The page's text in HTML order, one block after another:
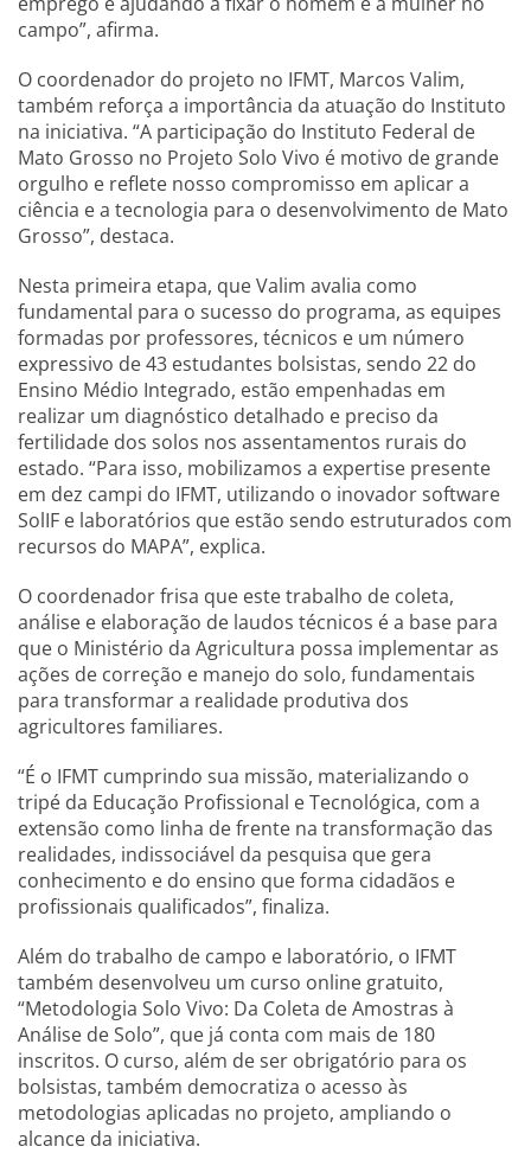
campo”, afirma.
O coordenador do projeto no IFMT, Marcos Valim,
também reforça a importância da atuação do Instituto
na iniciativa. “A participação do Instituto Federal de
Mato Grosso no Projeto Solo Vivo é motivo de grande
orgulho e reflete nosso compromisso em aplicar a
ciência e a tecnologia para o desenvolvimento de Mato
Grosso”, destaca.
Nesta primeira etapa, que Valim avalia como
fundamental para o sucesso do programa, as equipes
formadas por professores, técnicos e um número
expressivo de 43 estudantes bolsistas, sendo 22 do
Ensino Médio Integrado, estão empenhadas em
realizar um diagnóstico detalhado e preciso da
fertilidade dos solos nos assentamentos rurais do
estado. “Para isso, mobilizamos a expertise presente
em dez campi do IFMT, utilizando o inovador software
SolIF e laboratórios que estão sendo estruturados com
recursos do MAPA”, explica.
O coordenador frisa que este trabalho de coleta,
análise e elaboração de laudos técnicos é a base para
que o Ministério da Agricultura possa implementar as
ações de correção e manejo do solo, fundamentais
para transformar a realidade produtiva dos
agricultores familiares.
“É o IFMT cumprindo sua missão, materializando o
tripé da Educação Profissional e Tecnológica, com a
extensão como linha de frente na transformação das
realidades, indissociável da pesquisa que gera
conhecimento e do ensino que forma cidadãos e
profissionais qualificados”, finaliza.
Além do trabalho de campo e laboratório, o IFMT
também desenvolveu um curso online gratuito,
“Metodologia Solo Vivo: Da Coleta de Amostras à
Análise de Solo”, que já conta com mais de 180
inscritos. O curso, além de ser obrigatório para os
bolsistas, também democratiza o acesso às
metodologias aplicadas no projeto, ampliando o
alcance da iniciativa.